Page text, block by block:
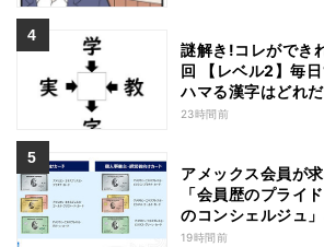
謎解き!コレができ
回 【レベル2】毎
ハマる漢字はどれ
23時間前
アメックス会員が
「会員歴のプライ
のコンシェルジュ
た"裏話"も
19時間前